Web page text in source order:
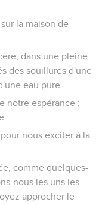
la maison de
dans une pleine
des souillures d'une
eau pure.
notre espérance ;
nous exciter à la
comme quelques-
nous les uns les
approcher le